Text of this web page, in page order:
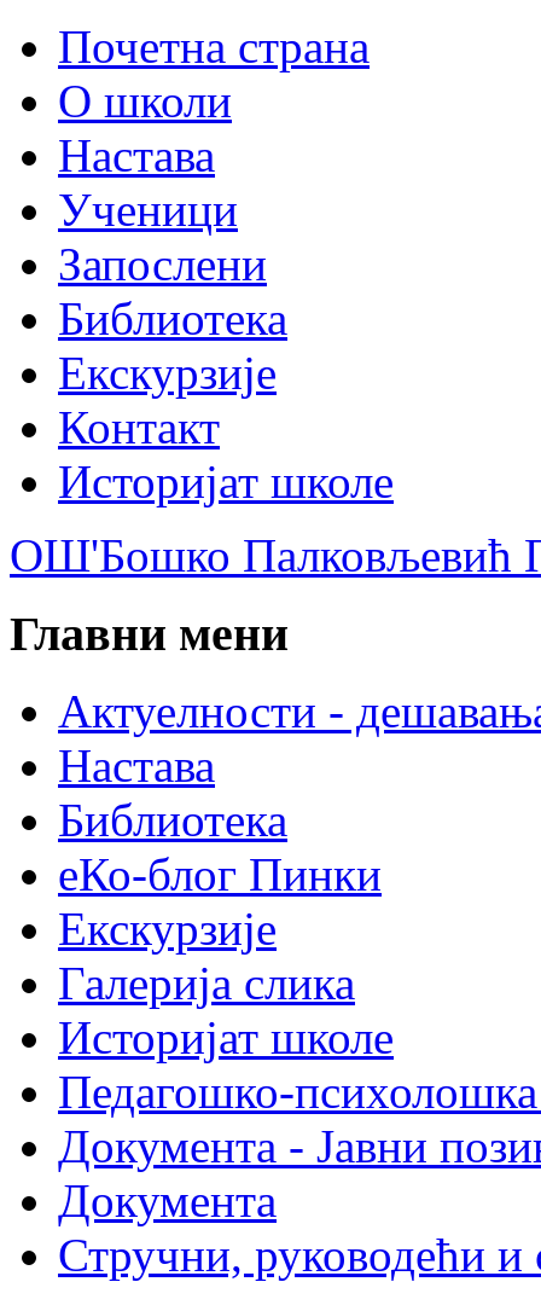
Почетна страна
О школи
Настава
Ученици
Запослени
Библиотека
Екскурзије
Контакт
Историјат школе
ОШ'Бошко Палковљевић
Главни мени
Актуелности -
Настава
Библиотека
еКо-блог Пинки
Екскурзије
Галерија слика
Историјат школе
Педагошко-психолошка
Документа - Јавни
Документа
Стручни, руководећи и